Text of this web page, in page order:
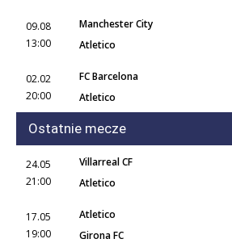
09.08
13:00
Manchester City
Atletico
02.02
20:00
FC Barcelona
Atletico
Ostatnie mecze
24.05
21:00
Villarreal CF
Atletico
17.05
19:00
Atletico
Girona FC